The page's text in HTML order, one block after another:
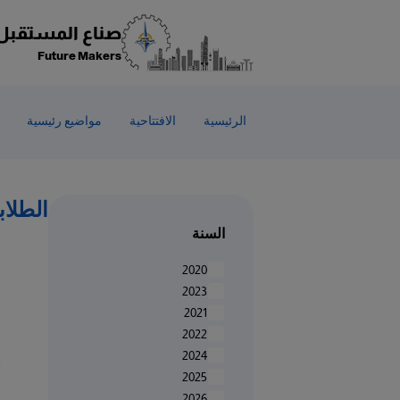
صناع
Future Makers
الرئيسية الافتتاحية مواضيع رئيسية
السنة
2020
2023
2021
2022
2024
2025